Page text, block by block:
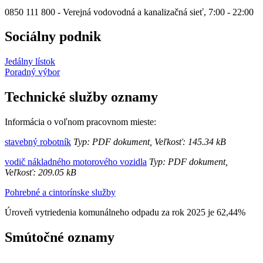
0850 111 800 - Verejná vodovodná a kanalizačná sieť, 7:00 - 22:00
Sociálny podnik
Jedálny lístok
Poradný výbor
Technické služby oznamy
Informácia o voľnom pracovnom mieste:
stavebný robotník Typ: PDF dokument, Veľkosť: 145.34 kB
vodič nákladného motorového vozidla Typ: PDF dokument,
Veľkosť: 209.05 kB
Pohrebné a cintorínske služby
Úroveň vytriedenia komunálneho odpadu za rok 2025 je 62,44%
Smútočné oznamy